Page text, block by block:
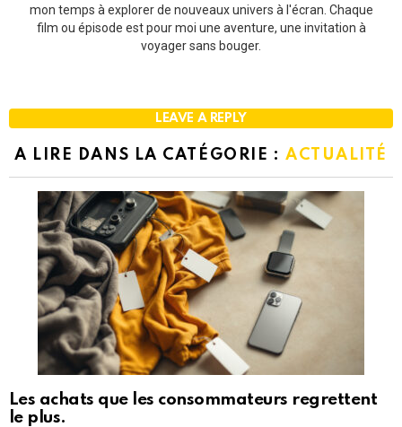
mon temps à explorer de nouveaux univers à l'écran. Chaque
film ou épisode est pour moi une aventure, une invitation à
voyager sans bouger.
LEAVE A REPLY
A LIRE DANS LA CATÉGORIE : ACTUALITÉ
Les achats que les consommateurs regrettent
le plus.